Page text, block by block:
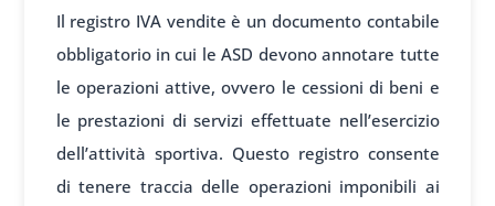
Il registro IVA vendite è un documento contabile
obbligatorio in cui le ASD devono annotare tutte
le operazioni attive, ovvero le cessioni di beni e
le prestazioni di servizi effettuate nell’esercizio
dell’attività sportiva. Questo registro consente
di tenere traccia delle operazioni imponibili ai